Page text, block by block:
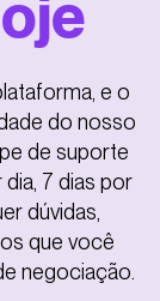
e o
do nosso
de suporte
7 dias por
dúvidas,
que você
negociação.